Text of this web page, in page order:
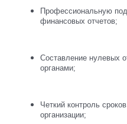
Профессиональную
финансовых отчетов;
Составление нулевых
органами;
Четкий контроль
организации;